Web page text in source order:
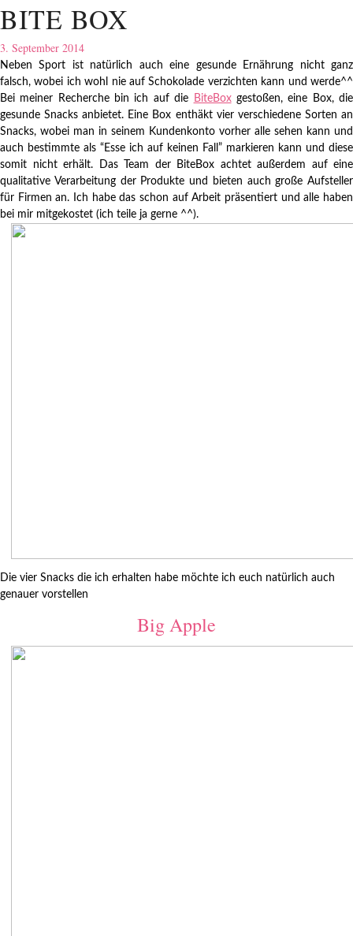
BITE BOX
3. September 2014
Neben Sport ist natürlich auch eine gesunde Ernährung nicht ganz
falsch, wobei ich wohl nie auf Schokolade verzichten kann und werde^^
Bei meiner Recherche bin ich auf die
BiteBoxgestoßen, eine Box, die
gesunde Snacks anbietet. Eine Box enthäkt vier verschiedene Sorten an
Snacks, wobei man in seinem Kundenkonto vorher alle sehen kann und
auch bestimmte als “Esse ich auf keinen Fall” markieren kann und diese
somit nicht erhält. Das Team der BiteBox achtet außerdem auf eine
qualitative Verarbeitung der Produkte und bieten auch große Aufsteller
für Firmen an. Ich habe das schon auf Arbeit präsentiert und alle haben
bei mir mitgekostet (ich teile ja gerne ^^).
Die vier Snacks die ich erhalten habe möchte ich euch natürlich auch
genauer vorstellen
Big Apple